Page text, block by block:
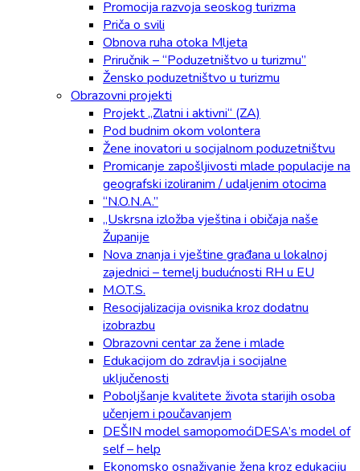
Promocija razvoja seoskog turizma
Priča o svili
Obnova ruha otoka Mljeta
Priručnik – “Poduzetništvo u turizmu”
Žensko poduzetništvo u turizmu
Obrazovni projekti
Projekt „Zlatni i aktivni“ (ZA)
Pod budnim okom volontera
Žene inovatori u socijalnom poduzetništvu
Promicanje zapošljivosti mlade populacije na
geografski izoliranim / udaljenim otocima
“N.O.N.A.”
„Uskrsna izložba vještina i običaja naše
Županije
Nova znanja i vještine građana u lokalnoj
zajednici – temelj budućnosti RH u EU
M.O.T.S.
Resocijalizacija ovisnika kroz dodatnu
izobrazbu
Obrazovni centar za žene i mlade
Edukacijom do zdravlja i socijalne
uključenosti
Poboljšanje kvalitete života starijih osoba
učenjem i poučavanjem
DEŠIN model samopomoćiDESA’s model of
self – help
Ekonomsko osnaživanje žena kroz edukaciju